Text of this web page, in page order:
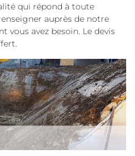
qui répond à toute
auprès de notre
vous avez besoin. Le devis